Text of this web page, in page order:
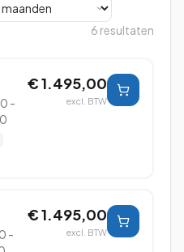
6 resultaten
-
€ 1.495,00
excl. BTW
-
€ 1.495,00
excl. BTW